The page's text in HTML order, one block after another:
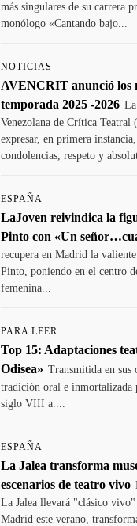
más singulares de su carrera
monólogo «Cantando bajo...
NOTICIAS
AVENCRIT anunció los
temporada 2025 -2026
Venezolana de Crítica Teatral
expresar, en primera
condolencias, respeto y
ESPAÑA
LaJoven reivindica la
Pinto con «Un
recupera en Madrid la
Pinto, poniendo en el centro
femenina...
PARA LEER
Top 15: Adaptaciones
Odisea» Transmitida en sus
tradición oral e inmortalizada
siglo VIII a....
ESPAÑA
La Jalea transforma
escenarios de teatro vivo
La Jalea llevará "clásico vivo"
Madrid este verano,